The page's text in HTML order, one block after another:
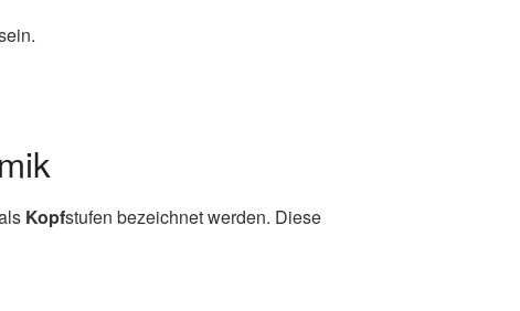
Kopfstufen bezeichnet werden. Diese